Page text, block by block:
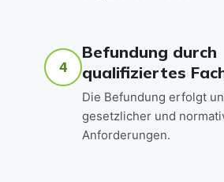
4
Befundung durch
qualifiziertes
Die Befundung erfolgt
gesetzlicher und
Anforderungen.